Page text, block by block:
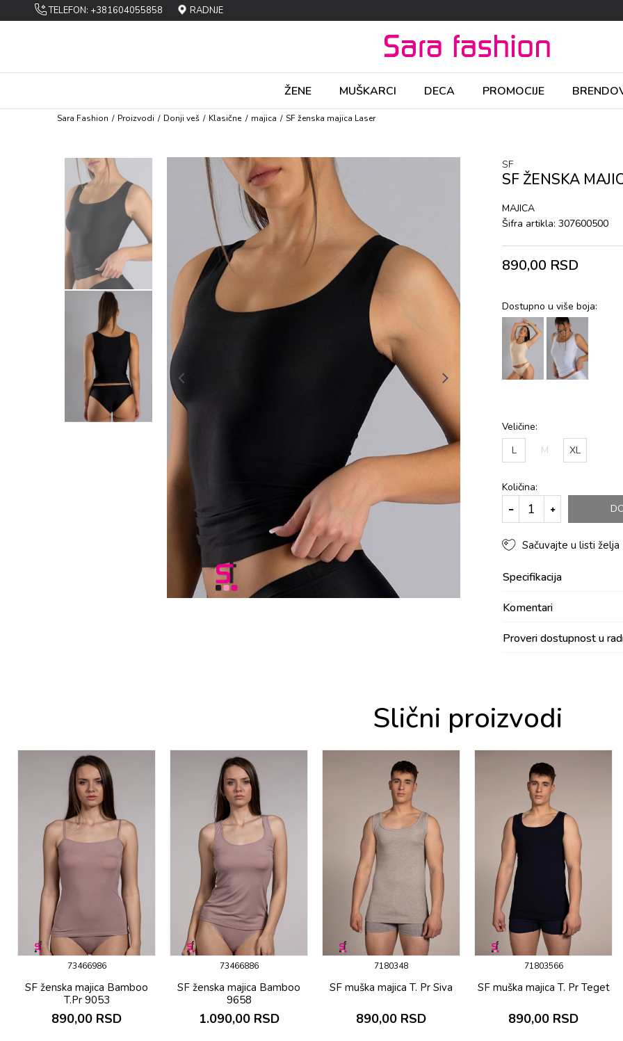
TELEFON: +381604055858 RADNJE
ŽENE MUŠKARCI DECA PROMOCIJE
Sara Fashion Proizvodi Dоnji vеš Klasičnе majica SF ženska majica Laser
SF
SF ŽENSKA
MAJICA
Šifra artikla: 307600500
890,00 RSD
Dostupno u više boja:
Veličine:
L
M XL
Količina:
Sačuvajte u listi želja
Specifikacija
Komentari
Proveri dostupnost u
Slični proizvodi
73466986
SF ženska majica Bamboo
T.Pr 9053
890,00 RSD
73466886
SF ženska majica Bamboo
9658
1.090,00 RSD
7180348
SF muška majica T. Pr Siva
890,00 RSD
71803566
SF muška majica T. Pr Teget
890,00 RSD